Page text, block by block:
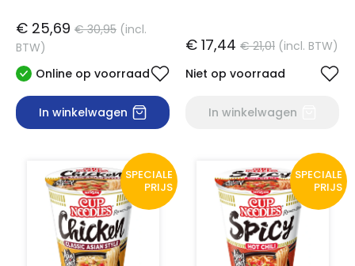
€ 25,69 € 30,95 (incl.
BTW)
Online op voorraad
In winkelwagen
€ 17,44 € 21,01 (incl. BTW)
Niet op voorraad
In winkelwagen
SPECIALE
PRIJS
SPECIALE
PRIJS